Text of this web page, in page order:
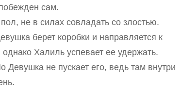
сам.
не в силах совладать со злостью.
берет коробки и направляется к
Халиль успевает ее удержать.
не пускает его, ведь там внутри